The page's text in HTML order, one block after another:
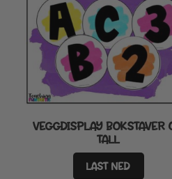
VEGGDISPLAY BOKSTAVER
TALL
LAST NED